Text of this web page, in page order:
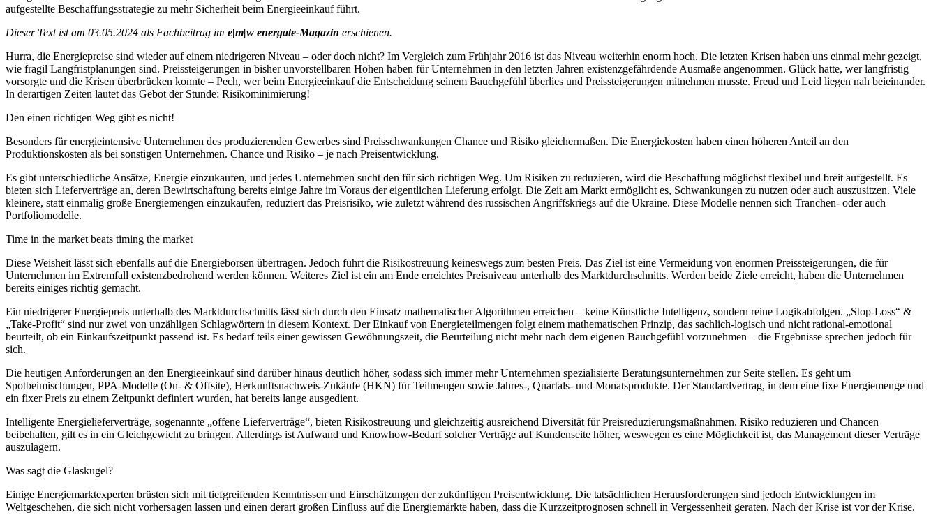
aufgestellte Beschaffungsstrategie zu mehr Sicherheit beim Energieeinkauf führt.
Dieser Text ist am 03.05.2024 als Fachbeitrag im e|m|w energate-Magazin erschienen.
Hurra, die Energiepreise sind wieder auf einem niedrigeren Niveau – oder doch nicht? Im Vergleich zum Frühjahr 2016 ist das Niveau weiterhin enorm hoch. Die letzten Krisen haben uns einmal mehr gezeigt,
wie fragil Langfristplanungen sind. Preissteigerungen in bisher unvorstellbaren Höhen haben für Unternehmen in den letzten Jahren existenzgefährdende Ausmaße angenommen. Glück hatte, wer langfristig
vorsorgte und die Krisen überbrücken konnte – Pech, wer beim Energieeinkauf die Entscheidung seinem Bauchgefühl überlies und Preissteigerungen mitnehmen musste. Freud und Leid liegen nah beieinander.
In derartigen Zeiten lautet das Gebot der Stunde: Risikominimierung!
Den einen richtigen Weg gibt es nicht!
Besonders für energieintensive Unternehmen des produzierenden Gewerbes sind Preisschwankungen Chance und Risiko gleichermaßen. Die Energiekosten haben einen höheren Anteil an den
Produktionskosten als bei sonstigen Unternehmen. Chance und Risiko – je nach Preisentwicklung.
Es gibt unterschiedliche Ansätze, Energie einzukaufen, und jedes Unternehmen sucht den für sich richtigen Weg. Um Risiken zu reduzieren, wird die Beschaffung möglichst flexibel und breit aufgestellt. Es
bieten sich Lieferverträge an, deren Bewirtschaftung bereits einige Jahre im Voraus der eigentlichen Lieferung erfolgt. Die Zeit am Markt ermöglicht es, Schwankungen zu nutzen oder auch auszusitzen. Viele
kleinere, statt einmalig große Energiemengen einzukaufen, reduziert das Preisrisiko, wie zuletzt während des russischen Angriffskriegs auf die Ukraine. Diese Modelle nennen sich Tranchen- oder auch
Portfoliomodelle.
Time in the market beats timing the market
Diese Weisheit lässt sich ebenfalls auf die Energiebörsen übertragen. Jedoch führt die Risikostreuung keineswegs zum besten Preis. Das Ziel ist eine Vermeidung von enormen Preissteigerungen, die für
Unternehmen im Extremfall existenzbedrohend werden können. Weiteres Ziel ist ein am Ende erreichtes Preisniveau unterhalb des Marktdurchschnitts. Werden beide Ziele erreicht, haben die Unternehmen
bereits einiges richtig gemacht.
Ein niedrigerer Energiepreis unterhalb des Marktdurchschnitts lässt sich durch den Einsatz mathematischer Algorithmen erreichen – keine Künstliche Intelligenz, sondern reine Logikabfolgen. „Stop-Loss“ &
„Take-Profit“ sind nur zwei von unzähligen Schlagwörtern in diesem Kontext. Der Einkauf von Energieteilmengen folgt einem mathematischen Prinzip, das sachlich-logisch und nicht rational-emotional
beurteilt, ob ein Einkaufszeitpunkt passend ist. Es bedarf teils einer gewissen Gewöhnungszeit, die Beurteilung nicht mehr nach dem eigenen Bauchgefühl vorzunehmen – die Ergebnisse sprechen jedoch für
sich.
Die heutigen Anforderungen an den Energieeinkauf sind darüber hinaus deutlich höher, sodass sich immer mehr Unternehmen spezialisierte Beratungsunternehmen zur Seite stellen. Es geht um
Spotbeimischungen, PPA-Modelle (On- & Offsite), Herkunftsnachweis-Zukäufe (HKN) für Teilmengen sowie Jahres-, Quartals- und Monatsprodukte. Der Standardvertrag, in dem eine fixe Energiemenge und
ein fixer Preis zu einem Zeitpunkt definiert wurden, hat bereits lange ausgedient.
Intelligente Energielieferverträge, sogenannte „offene Lieferverträge“, bieten Risikostreuung und gleichzeitig ausreichend Diversität für Preisreduzierungsmaßnahmen. Risiko reduzieren und Chancen
beibehalten, gilt es in ein Gleichgewicht zu bringen. Allerdings ist Aufwand und Knowhow-Bedarf solcher Verträge auf Kundenseite höher, weswegen es eine Möglichkeit ist, das Management dieser Verträge
auszulagern.
Was sagt die Glaskugel?
Einige Energiemarktexperten brüsten sich mit tiefgreifenden Kenntnissen und Einschätzungen der zukünftigen Preisentwicklung. Die tatsächlichen Herausforderungen sind jedoch Entwicklungen im
Weltgeschehen, die sich nicht vorhersagen lassen und einen derart großen Einfluss auf die Energiemärkte haben, dass die Kurzzeitprognosen schnell in Vergessenheit geraten. Nach der Krise ist vor der Krise.